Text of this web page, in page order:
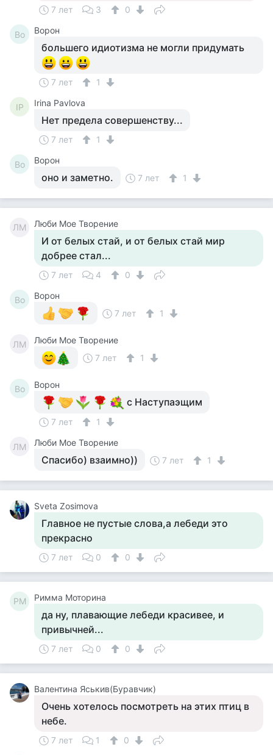
7 лет 3 0
Во Ворон
большего идиотизма не могли придумать
7 лет 1
IP Irina Pavlova
Нет предела совершенству...
7 лет 1
Во Ворон
оно и заметно. 7 лет 1
ЛМ Люби Мое Творение
И от белых стай, и от белых стай мир
добрее стал...
7 лет 4 0
Во
Ворон
7 лет
1
ЛМ
Люби Мое Творение
7 лет
1
Во Ворон
с Наступаэщим
7 лет 1
ЛМ Люби Мое Творение
Спасибо) взаимно)) 7 лет 1
Sveta Zosimova
Главное не пустые слова,а лебеди это
прекрасно
7 лет 0 0
РМ Римма Моторина
да ну, плавающие лебеди красивее, и
привычней...
7 лет 0 0
Валентина Яськив(Буравчик)
Очень хотелось посмотреть на этих птиц в
небе.
7 лет 1 0